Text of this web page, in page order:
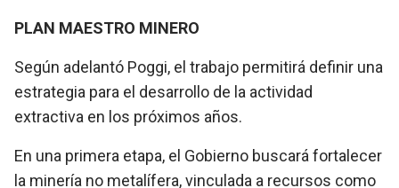
PLAN MAESTRO MINERO
Según adelantó Poggi, el trabajo permitirá definir una
estrategia para el desarrollo de la actividad
extractiva en los próximos años.
En una primera etapa, el Gobierno buscará fortalecer
la minería no metalífera, vinculada a recursos como